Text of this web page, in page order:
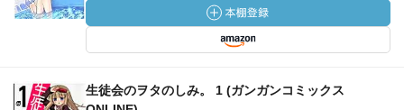
生徒会のヲタのしみ。 1 (ガンガンコミックス